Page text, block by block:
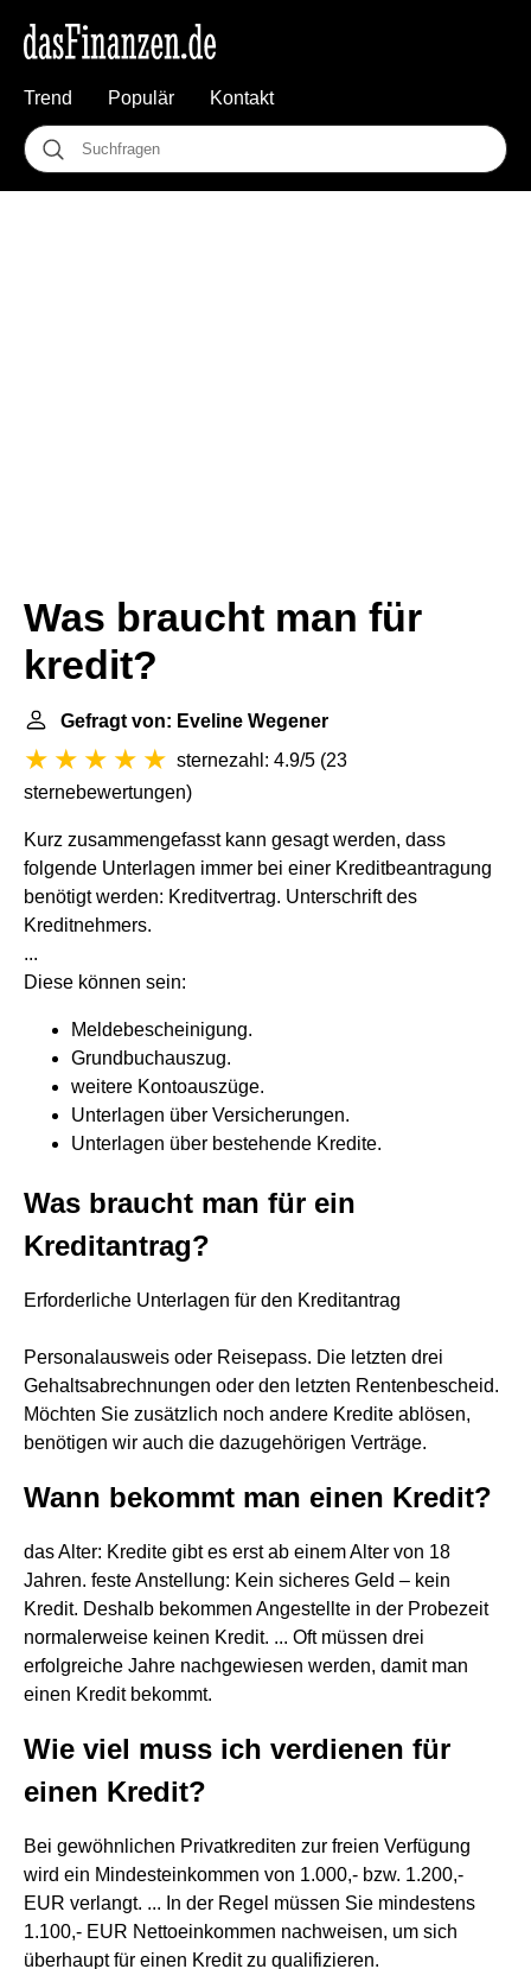
Trend Populär Kontakt
Was braucht man für
kredit?
Gefragt von: Eveline Wegener
sternezahl: 4.9/5 (23
sternebewertungen)
Kurz zusammengefasst kann gesagt werden, dass
folgende Unterlagen immer bei einer Kreditbeantragung
benötigt werden: Kreditvertrag. Unterschrift des
Kreditnehmers.
...
Diese können sein:
Meldebescheinigung.
Grundbuchauszug.
weitere Kontoauszüge.
Unterlagen über Versicherungen.
Unterlagen über bestehende Kredite.
Was braucht man für ein
Kreditantrag?
Erforderliche Unterlagen für den Kreditantrag
Personalausweis oder Reisepass. Die letzten drei
Gehaltsabrechnungen oder den letzten Rentenbescheid.
Möchten Sie zusätzlich noch andere Kredite ablösen,
benötigen wir auch die dazugehörigen Verträge.
Wann bekommt man einen Kredit?
das Alter: Kredite gibt es erst ab einem Alter von 18
Jahren. feste Anstellung: Kein sicheres Geld – kein
Kredit. Deshalb bekommen Angestellte in der Probezeit
normalerweise keinen Kredit. ... Oft müssen drei
erfolgreiche Jahre nachgewiesen werden, damit man
einen Kredit bekommt.
Wie viel muss ich verdienen für
einen Kredit?
Bei gewöhnlichen Privatkrediten zur freien Verfügung
wird ein Mindesteinkommen von 1.000,- bzw. 1.200,-
EUR verlangt. ... In der Regel müssen Sie mindestens
1.100,- EUR Nettoeinkommen nachweisen, um sich
überhaupt für einen Kredit zu qualifizieren.